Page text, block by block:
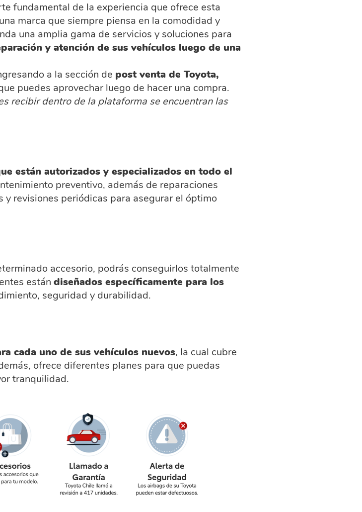
fundamental de la experiencia que ofrece esta
marca que siempre piensa en la comodidad y
una amplia gama de servicios y soluciones para
y atención de sus vehículos luego de una
a la sección de post venta de Toyota,
puedes aprovechar luego de hacer una compra.
recibir dentro de la plataforma se encuentran las
están autorizados y especializados en todo el
preventivo, además de reparaciones
revisiones periódicas para asegurar el óptimo
accesorio, podrás conseguirlos totalmente
están diseñados específicamente para los
seguridad y durabilidad.
cada uno de sus vehículos nuevos, la cual cubre
ofrece diferentes planes para que puedas
tranquilidad.